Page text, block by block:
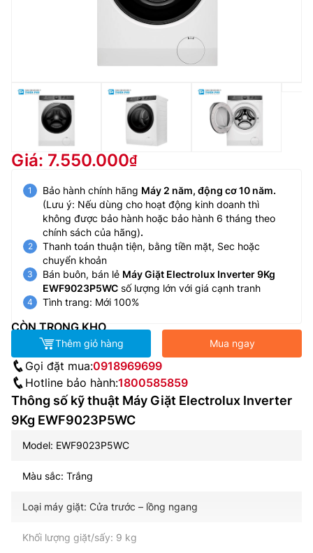
Giá: 7.550.000
Bảo hành chính hãng Máy 2 năm, động cơ 10 năm.
(Lưu ý: Nếu dùng cho hoạt động kinh doanh thì
không được bảo hành hoặc bảo hành 6 tháng theo
chính sách của hãng).
Thanh toán thuận tiện, bằng tiền mặt, Sec hoặc
chuyển khoản
Bán buôn, bán lẻ Máy Giặt Electrolux Inverter 9Kg
EWF9023P5WC số lượng lớn với giá cạnh tranh
Tình trang: Mới 100%
CÒN TRONG KHO
Thêm giỏ hàng Mua ngay
Gọi đặt mua:0918969699
Hotline bảo hành:1800585859
Thông số kỹ thuật Máy Giặt Electrolux Inverter
9Kg EWF9023P5WC
Model: EWF9023P5WC
Màu sắc: Trắng
Loại máy giặt: Cửa trước – lồng ngang
Khối lượng giặt/sấy: 9 kg